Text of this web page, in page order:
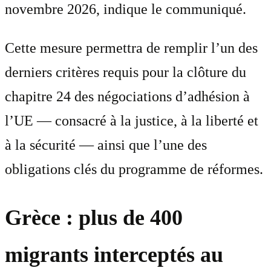
novembre 2026, indique le communiqué.
Cette mesure permettra de remplir l’un des
derniers critères requis pour la clôture du
chapitre 24 des négociations d’adhésion à
l’UE — consacré à la justice, à la liberté et
à la sécurité — ainsi que l’une des
obligations clés du programme de réformes.
Grèce : plus de 400
migrants interceptés au